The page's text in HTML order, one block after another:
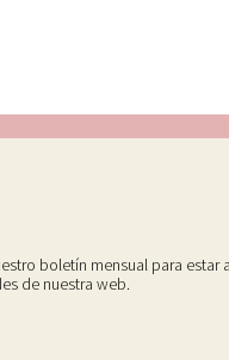
boletín mensual para estar
de nuestra web.